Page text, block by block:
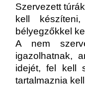
Szervezett
kell
bélyegzőkkel
A nem
igazolhatnak,
idejét, fel kell
tartalmaznia